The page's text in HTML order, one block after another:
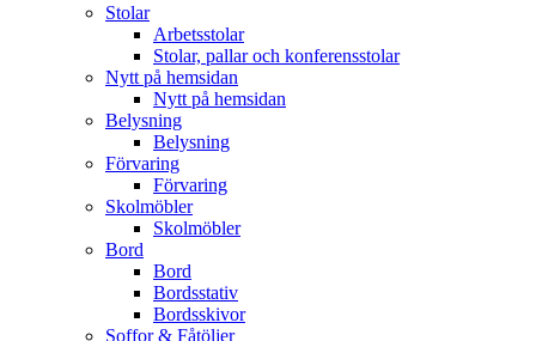
Stolar
Arbetsstolar
Stolar, pallar och konferensstolar
Nytt på hemsidan
Nytt på hemsidan
Belysning
Belysning
Förvaring
Förvaring
Skolmöbler
Skolmöbler
Bord
Bord
Bordsstativ
Bordsskivor
Soffor & Fåtöljer